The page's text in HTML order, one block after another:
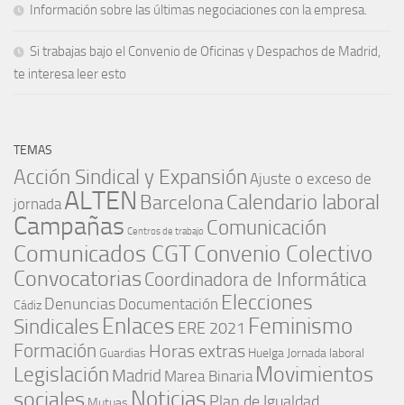
Información sobre las últimas negociaciones con la empresa.
Si trabajas bajo el Convenio de Oficinas y Despachos de Madrid,
te interesa leer esto
TEMAS
Acción Sindical y Expansión Ajuste o exceso de
jornada ALTEN BarcelonaCalendario laboral
Campañas Centros de trabajo Comunicación
Comunicados CGTConvenio Colectivo
Convocatorias Coordinadora de Informática
Cádiz Denuncias Documentación Elecciones
Sindicales Enlaces ERE 2021 Feminismo
Formación Guardias Horas extras Huelga Jornada laboral
Legislación Madrid Marea Binaria Movimientos
sociales Mutuas Noticias